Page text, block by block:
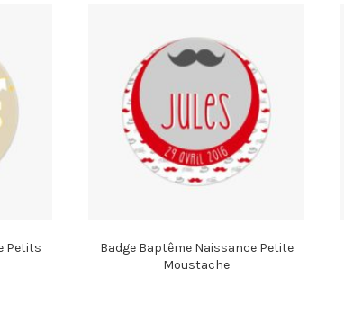
Petits
Badge Baptême Naissance Petite
Moustache